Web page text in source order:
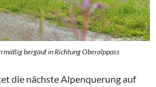
mäßig bergauf in Richtung Oberalppass
die nächste Alpenquerung auf